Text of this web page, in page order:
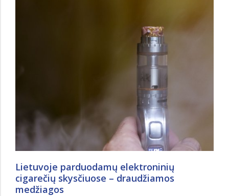
Lietuvoje parduodamų elektroninių
cigarečių skysčiuose – draudžiamos
medžiagos